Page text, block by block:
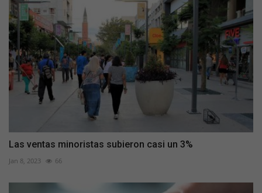
Las ventas minoristas subieron casi un 3%
Jan 8, 2023 66